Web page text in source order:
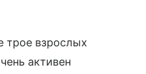
трое взрослых
активен